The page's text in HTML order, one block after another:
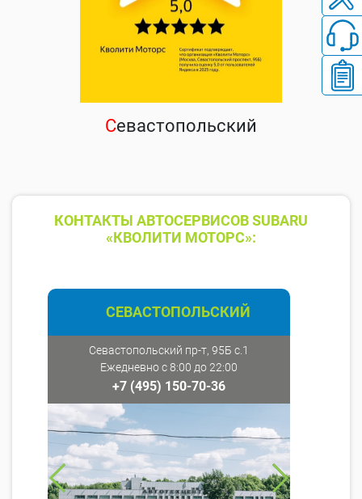
Севастопольский
КОНТАКТЫ АВТОСЕРВИСОВ SUBARU
«КВОЛИТИ МОТОРС»:
СЕВАСТОПОЛЬСКИЙ
Севастопольский пр-т, 95Б с.1
Ежедневно с 8:00 до 22:00
+7 (495) 150-70-36